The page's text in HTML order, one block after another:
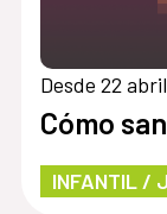
Desde 22
Cómo
INFANTIL /